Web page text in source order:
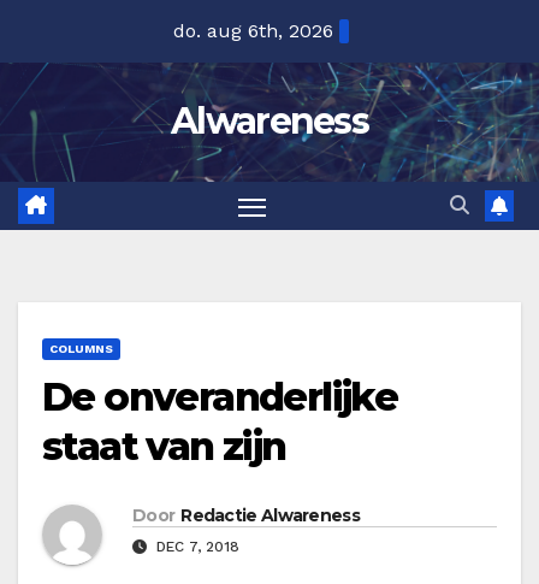
inhoud
do. aug 6th, 2026
Alwareness
COLUMNS
De onveranderlijke
staat van zijn
Door Redactie Alwareness
DEC 7, 2018